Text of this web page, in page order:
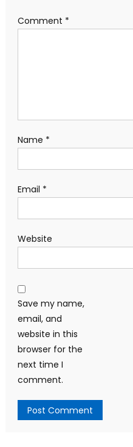
Comment *
Name *
Email *
Website
Save my name,
email, and
website in this
browser for the
next time I
comment.